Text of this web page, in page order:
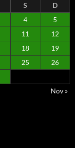
S
D
4
5
11
12
18
19
25
26
Nov »